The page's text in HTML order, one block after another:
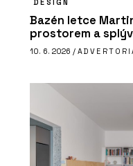
Bazén letce
prostorem a
10. 6. 2026 /